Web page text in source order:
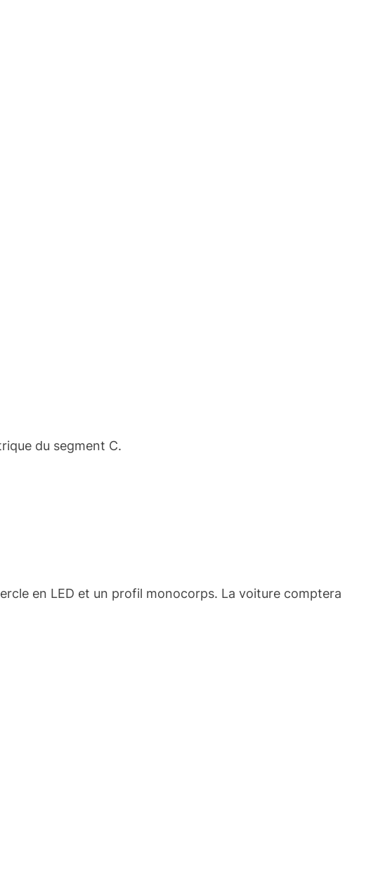
du segment C.
en LED et un profil monocorps. La voiture comptera